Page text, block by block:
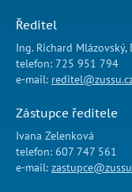
Ředitel
Ing. Richard Mlázovský,
telefon: 725 951 794
e-mail:
Zástupce ředitele
Ivana Zelenková
telefon: 607 747 561
e-mail: